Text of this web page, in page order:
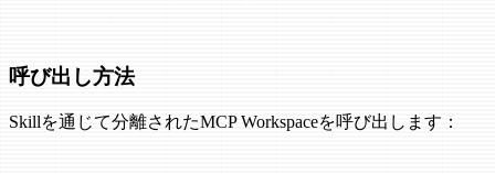
呼び出し方法
Skillを通じて分離されたMCP Workspaceを呼び出します：